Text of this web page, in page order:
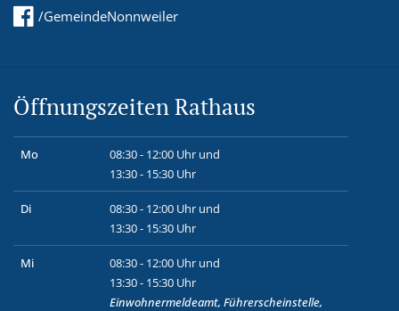
/GemeindeNonnweiler
Öffnungszeiten Rathaus
Mo
08:30 - 12:00 Uhr und
13:30 - 15:30 Uhr
Di
08:30 - 12:00 Uhr und
13:30 - 15:30 Uhr
Mi
08:30 - 12:00 Uhr und
13:30 - 15:30 Uhr
Einwohnermeldeamt, Führerscheinstelle,